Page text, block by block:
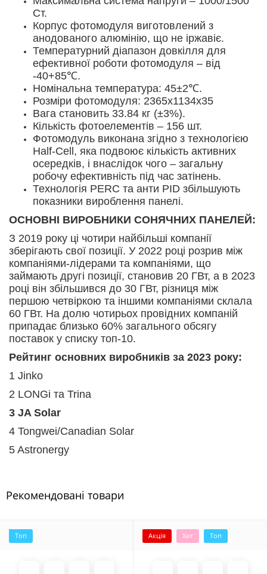
Ст.
Корпус фотомодуля виготовлений з
анодованого алюмінію, що не іржавіє.
Температурний діапазон довкілля для
ефективної роботи фотомодуля – від
-40+85℃.
Номінальна температура: 45±2℃.
Розміри фотомодуля: 2365x1134x35
Вага становить 33.84 кг (±3%).
Кількість фотоелементів – 156 шт.
Фотомодуль виконана згідно з технологією
Half-Cell, яка подвоює кількість активних
осередків, і внаслідок чого – загальну
робочу ефективність під час затінень.
Технологія PERC та анти PID збільшують
показники вироблення панелі.
ОСНОВНІ ВИРОБНИКИ СОНЯЧНИХ ПАНЕЛЕЙ:
З 2019 року ці чотири найбільші компанії
зберігають свої позиції. У 2022 році розрив між
компаніями-лідерами та компаніями, що
займають другі позиції, становив 20 ГВт, а в 2023
році він збільшився до 30 ГВт, різниця між
першою четвіркою та іншими компаніями склала
60 ГВт. На долю чотирьох провідних компаній
припадає близько 60% загального обсягу
поставок у списку топ-10.
Рейтинг основних виробників за 2023 року:
1 Jinko
2 LONGi та Trina
3 JA Solar
4 Tongwei/Canadian Solar
5 Astronergy
Рекомендовані товари
Топ Акція Хит Топ
усіх учасників буде розіграш домокомплекта Barn
House 42 м².
Благодійний фонд Сергія Притули
Транспорт / Оптика / Зв’язок / Дрони / БПЛА / Засоби
тактичної медицини
Міністерство цифрової трансформації
України
Донати у криптовалюті
ГО «СПРАВА ГРОМАД»
Армія потребує нашої єдності в питаннях допомоги!
Починаючи від базових речей, таких як одяг, наша
спільнота закуповує і поставляє у війська все
необхідне. В цьому процесі ми, беремо на себе всі
рутинні процеси від “зрозуміти що треба" і
закінчуючи врученням омріяної техніки! Проте цей
шлях ми можемо подолати тільки за одної умови,
коли ви, громадо, кожний хто скільки зможе, зробите
свій посильний внесок у нашу спільну справу!
Національний банк України
Підтримати Збройні Сили України